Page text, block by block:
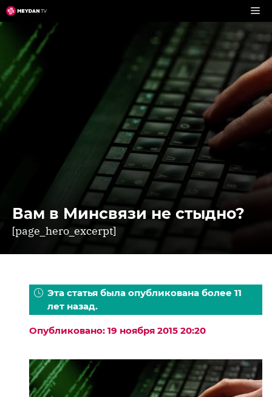
Перейти
к
содержимому
Вам в Минсвязи не стыдно?
[page_hero_excerpt]
Эта статья была опубликована более 11
лет назад.
Опубликовано: 19 ноября 2015 20:20